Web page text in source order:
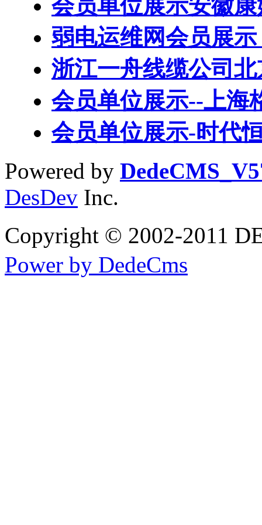
会员单位展示安徽
弱电运维网会员展
浙江一舟线缆公司
会员单位展示--上海
会员单位展示-时代
Powered by
DesDev Inc.
Copyright © 2002-2011
Power by DedeCms